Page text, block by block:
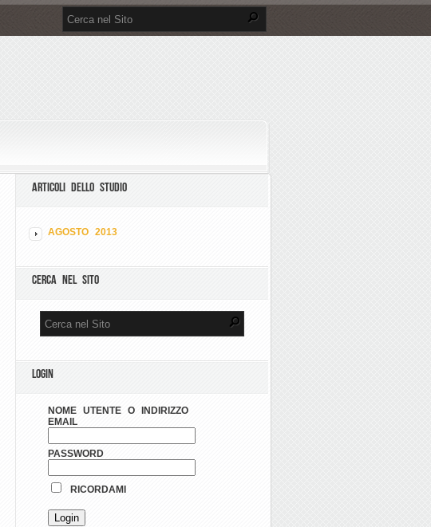
ARTICOLI DELLO STUDIO
AGOSTO 2013
CERCA NEL SITO
LOGIN
NOME UTENTE O INDIRIZZO
EMAIL
PASSWORD
RICORDAMI